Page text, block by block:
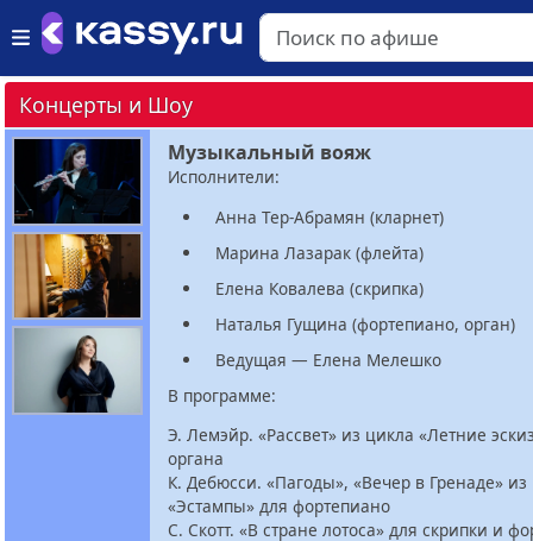
Концерты и Шоу
Музыкальный вояж
Исполнители:
Анна Тер-Абрамян (кларнет)
Марина Лазарак (флейта)
Елена Ковалева (скрипка)
Наталья Гущина (фортепиано, орган)
Ведущая — Елена Мелешко
В программе:
Э. Лемэйр. «Рассвет» из цикла «Летние
органа
К. Дебюсси. «Пагоды», «Вечер в Гренаде» из
«Эстампы» для фортепиано
С. Скотт. «В стране лотоса» для скрипки и